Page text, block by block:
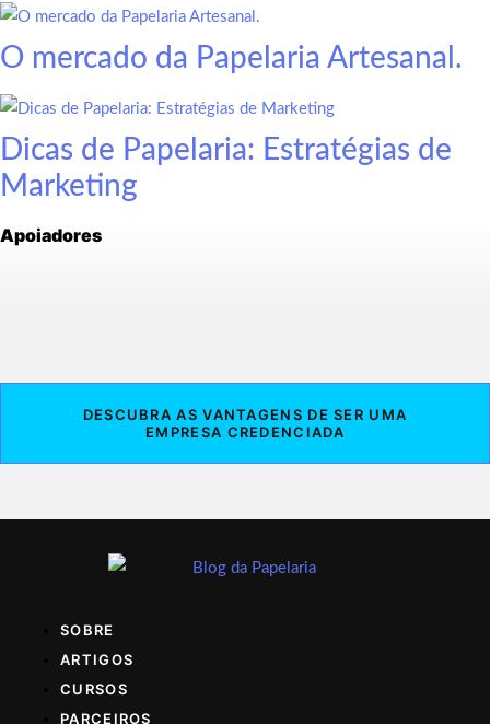
O mercado da Papelaria Artesanal.
Dicas de Papelaria: Estratégias de
Marketing
Apoiadores
DESCUBRA AS VANTAGENS DE SER UMA
EMPRESA CREDENCIADA
SOBRE
ARTIGOS
CURSOS
PARCEIROS